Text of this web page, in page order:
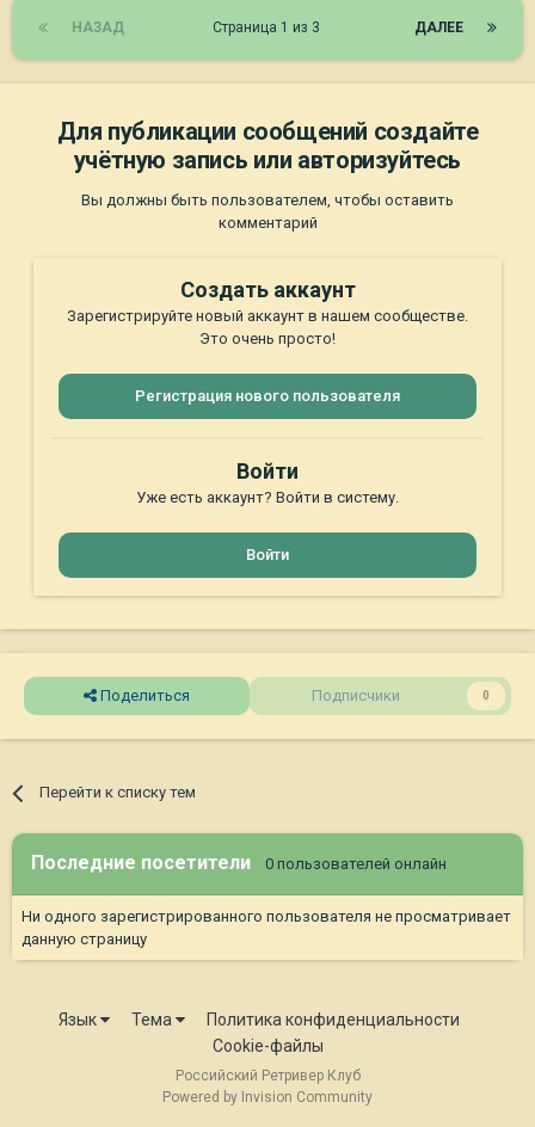
НАЗАД ДАЛЕЕ
Страница 1 из 3
Для публикации сообщений создайте
учётную запись или авторизуйтесь
Вы должны быть пользователем, чтобы оставить
комментарий
Создать аккаунт
Зарегистрируйте новый аккаунт в нашем сообществе.
Это очень просто!
Регистрация нового пользователя
Войти
Уже есть аккаунт? Войти в систему.
Войти
Поделиться Подписчики 0
Перейти к списку тем
Последние посетители 0 пользователей онлайн
Ни одного зарегистрированного пользователя не просматривает
данную страницу
Язык Тема
Политика конфиденциальности
Cookie-файлы
Российский Ретривер Клуб
Powered by Invision Community